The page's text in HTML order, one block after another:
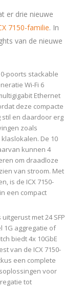
er drie nieuwe
7150-familie. In
van de nieuwe
poorts stackable
Wi-Fi 6
Ethernet
deze compacte
en daardoor erg
zoals
De 10
kunnen 4
om draadloze
van stroom. Met
is de ICX 7150-
een compact
met 24 SFP
1G aggregatie of
biedt 4x 10GbE
van de ICX 7150-
een complete
voor
tot